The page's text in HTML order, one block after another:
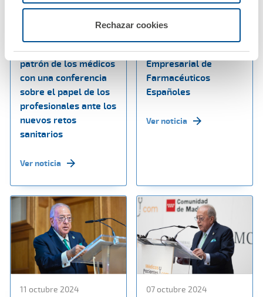
Rechazar cookies
Ana Pastor
celebración del
patrón de los médicos
con una conferencia
sobre el papel de los
profesionales ante los
nuevos retos
sanitarios
Ver noticia
Ana Pastor inaugura
la Jornada FEFE One
Federación
Empresarial de
Farmacéuticos
Españoles
Ver noticia
11 octubre 2024 07 octubre 2024